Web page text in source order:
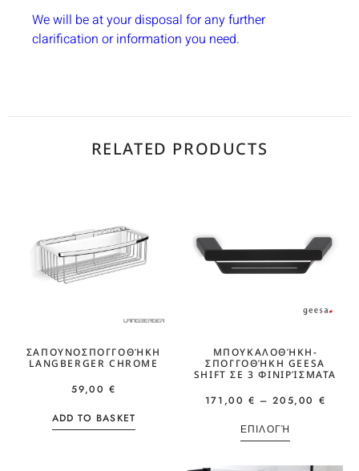
We will be at your disposal for any further
clarification or information you need.
RELATED PRODUCTS
ΣΑΠΟΥΝΟΣΠΟΓΓΟΘΉΚΗ
LANGBERGER CHROME
59,00 €
ADD TO BASKET
ΜΠΟΥΚΑΛΟΘΉΚΗ-
ΣΠΟΓΓΟΘΉΚΗ GEESA
SHIFT ΣΕ 3 ΦΙΝΙΡΊΣΜΑΤΑ
171,00 € – 205,00 €
ΕΠΙΛΟΓΉ